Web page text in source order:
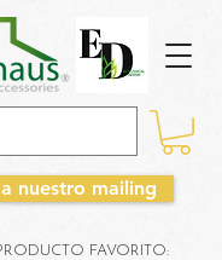
nuestro mailing
FAVORITO: